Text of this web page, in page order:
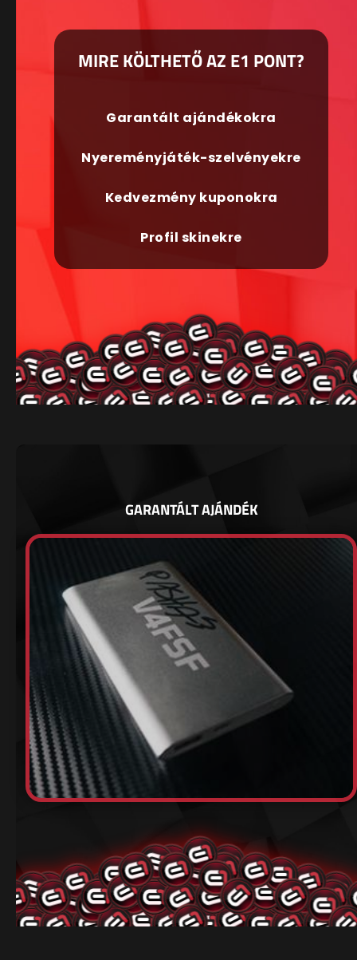
MIRE KÖLTHETŐ AZ E1 PONT?
Garantált ajándékokra
Nyereményjáték-szelvényekre
Kedvezmény kuponokra
Profil skinekre
GARANTÁLT AJÁNDÉK